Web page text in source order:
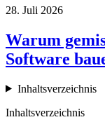
28. Juli 2026
Warum
Software
Inhaltsverzeichnis
Inhaltsverzeichnis